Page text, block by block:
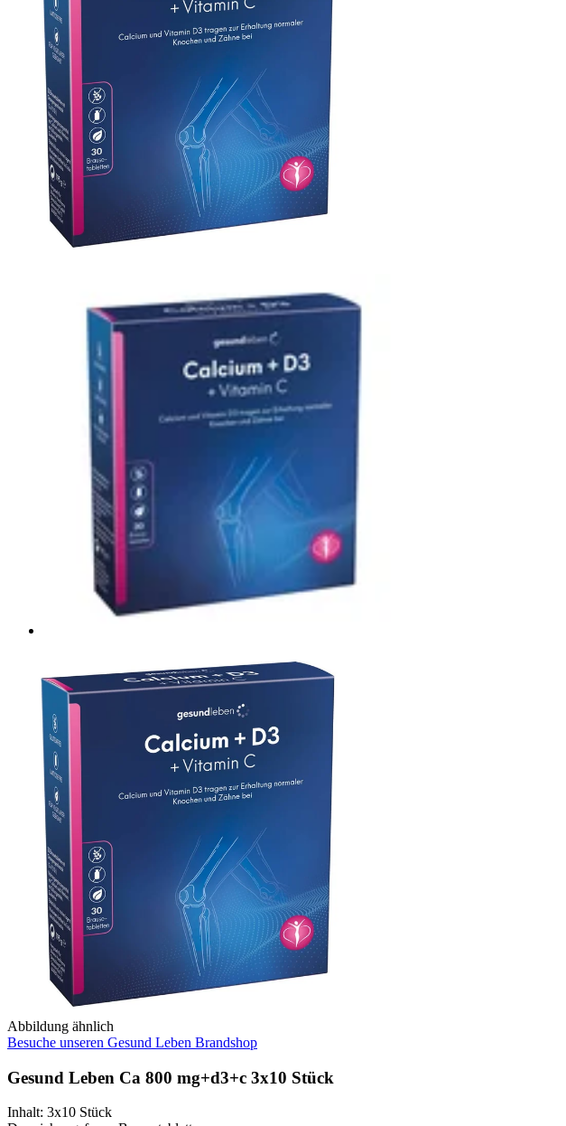
Abbildung ähnlich
Besuche unseren Gesund Leben Brandshop
Gesund Leben Ca 800 mg+d3+c 3x10 Stück
Inhalt: 3x10 Stück